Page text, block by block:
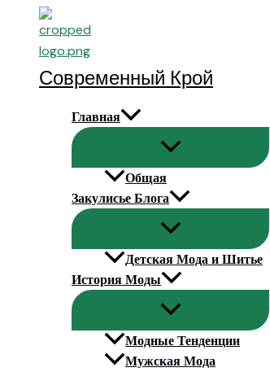
Перейти
содержимому
Современный Крой
Главная
Общая
Закулисье Блога
Детская Мода и Шитье
История Моды
Модные Тенденции
Мужская Мода